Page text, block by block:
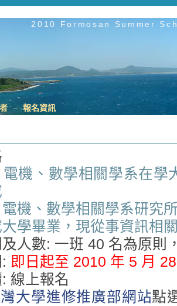
2010 Formosan Summer
報名資訊
電機、數學相關學系在學
機、數學相關學系研究
學畢業，現從事資訊相
人數: 一班 40 名為原則
即日起至 2010 年 5 月
線上報名
大學進修推廣部網站點